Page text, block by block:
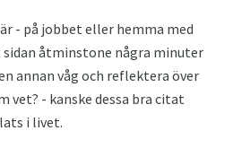
- på jobbet eller hemma med
åtminstone några minuter
annan våg och reflektera över
vet? - kanske dessa bra citat
i livet.